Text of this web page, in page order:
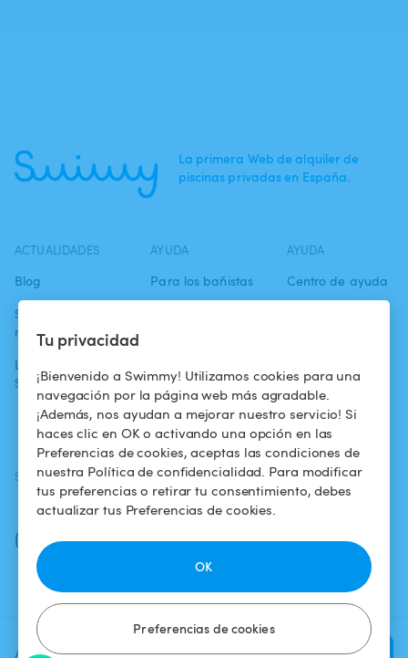
Tu privacidad
¡Bienvenido a Swimmy! Utilizamos cookies para una
navegación por la página web más agradable.
¡Además, nos ayudan a mejorar nuestro servicio! Si
haces clic en OK o activando una opción en las
Preferencias de cookies, aceptas las condiciones de
nuestra Política de confidencialidad. Para modificar
tus preferencias o retirar tu consentimiento, debes
actualizar tus Preferencias de cookies.
Preferencias de cookies
OK
Agrega una fecha y un horario Verificar
La primera Web de alquiler de
piscinas privadas en España.
ACTUALIDADES
Blog
Swimmy en los
medios
La aventura
Swimmy
AYUDA
Para los bañistas
piscina
¿Cómo funciona?
AYUDA
Centro de ayuda
confidencialidad
Aviso legal
SÍGUENOS
Facebook
Instagram
DESCARGAR LA APP